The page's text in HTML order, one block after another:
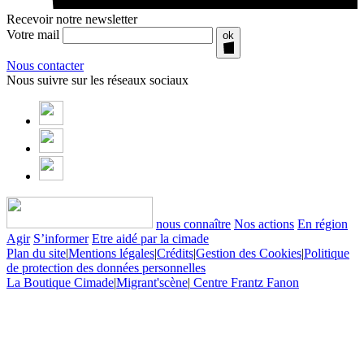
Recevoir notre newsletter
Votre mail
ok
Nous contacter
Nous suivre sur les réseaux sociaux
nous connaître Nos actions En région
Agir S’informer Etre aidé par la cimade
Plan du site|Mentions légales|Crédits|Gestion des Cookies|Politique
de protection des données personnelles
La Boutique Cimade|Migrant'scène| Centre Frantz Fanon